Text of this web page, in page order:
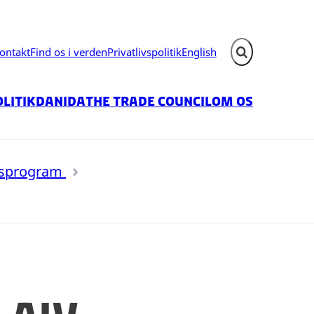
Find os i verdenPrivatlivspolitikEnglish Fold søgefelt ud
DanidaThe Trade CouncilOm os